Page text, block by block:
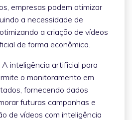
empresas podem otimizar
a necessidade de
a criação de vídeos
de forma econômica.
A inteligência artificial para
o monitoramento em
fornecendo dados
futuras campanhas e
de vídeos com inteligência